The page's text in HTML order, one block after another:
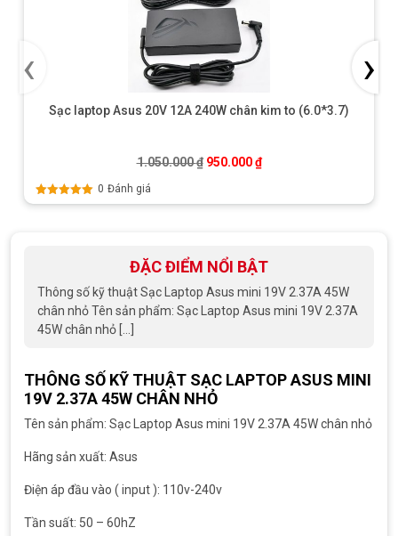
Sạc laptop Asus 20V 12A 240W chân kim to (6.0*3.7)
1.050.000₫ Giá gốc là: 1.050.000 ₫.
950.000₫Giá hiện tại là: 950.000
Được xếp
0 Đánh giá
‹ ›
ĐẶC ĐIỂM NỔI BẬT
Thông số kỹ thuật Sạc Laptop Asus mini 19V 2.37A 45W
chân nhỏ Tên sản phẩm: Sạc Laptop Asus mini 19V 2.37A
45W chân nhỏ […]
THÔNG SỐ KỸ THUẬT SẠC LAPTOP ASUS MINI
19V 2.37A 45W CHÂN NHỎ
Tên sản phẩm: Sạc Laptop Asus mini 19V 2.37A 45W chân nhỏ
Hãng sản xuất: Asus
Điện áp đầu vào ( input ): 110v-240v
Tần suất: 50 – 60hZ